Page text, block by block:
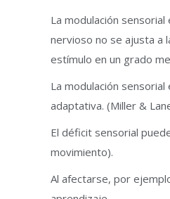
La modulación
nervioso no se ajusta a
estímulo en un grado
La modulación
adaptativa. (Miller &
El déficit sensorial
movimiento).
Al afectarse, por